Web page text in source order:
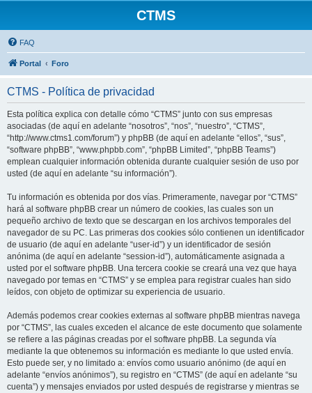
CTMS
FAQ
Portal Foro
CTMS - Política de privacidad
Esta política explica con detalle cómo “CTMS” junto con sus empresas
asociadas (de aquí en adelante “nosotros”, “nos”, “nuestro”, “CTMS”,
“http://www.ctms1.com/forum”) y phpBB (de aquí en adelante “ellos”, “sus”,
“software phpBB”, “www.phpbb.com”, “phpBB Limited”, “phpBB Teams”)
emplean cualquier información obtenida durante cualquier sesión de uso por
usted (de aquí en adelante “su información”).
Tu información es obtenida por dos vías. Primeramente, navegar por “CTMS”
hará al software phpBB crear un número de cookies, las cuales son un
pequeño archivo de texto que se descargan en los archivos temporales del
navegador de su PC. Las primeras dos cookies sólo contienen un identificador
de usuario (de aquí en adelante “user-id”) y un identificador de sesión
anónima (de aquí en adelante “session-id”), automáticamente asignada a
usted por el software phpBB. Una tercera cookie se creará una vez que haya
navegado por temas en “CTMS” y se emplea para registrar cuales han sido
leídos, con objeto de optimizar su experiencia de usuario.
Además podemos crear cookies externas al software phpBB mientras navega
por “CTMS”, las cuales exceden el alcance de este documento que solamente
se refiere a las páginas creadas por el software phpBB. La segunda vía
mediante la que obtenemos su información es mediante lo que usted envía.
Esto puede ser, y no limitado a: envíos como usuario anónimo (de aquí en
adelante “envíos anónimos”), su registro en “CTMS” (de aquí en adelante “su
cuenta”) y mensajes enviados por usted después de registrarse y mientras se